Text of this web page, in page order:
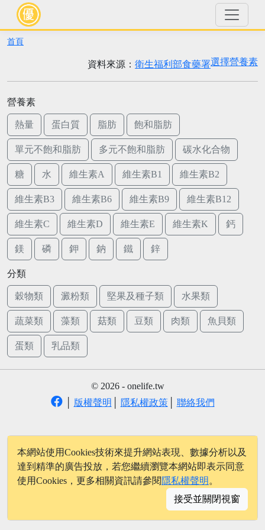
首頁
選擇營養素
資料來源： 衛生福利部食藥署
營養素
熱量 蛋白質 脂肪 飽和脂肪
單元不飽和脂肪 多元不飽和脂肪 碳水化合物
糖 水 維生素A 維生素B1 維生素B2
維生素B3 維生素B6 維生素B9 維生素B12
維生素C 維生素D 維生素E 維生素K 鈣
鎂 磷 鉀 鈉 鐵 鋅
分類
穀物類 澱粉類 堅果及種子類 水果類
蔬菜類 藻類 菇類 豆類 肉類 魚貝類
蛋類 乳品類
© 2026 - onelife.tw
版權聲明 隱私權政策│ 聯絡我們
本網站使用Cookies技術來提升網站表現、數據分析以及
達到精準的廣告投放，若您繼續瀏覽本網站即表示同意
使用Cookies，更多相關資訊請參閱 隱私權聲明 。
接受並關閉視窗